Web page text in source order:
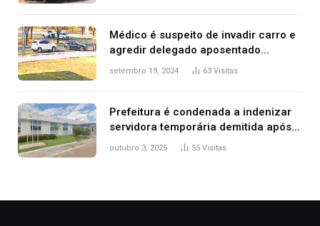
Médico é suspeito de invadir carro e
agredir delegado aposentado
durante confusão no trânsito
setembro 19, 2024 63 Visitas
Prefeitura é condenada a indenizar
servidora temporária demitida após
nascimento da filha
outubro 3, 2025 55 Visitas